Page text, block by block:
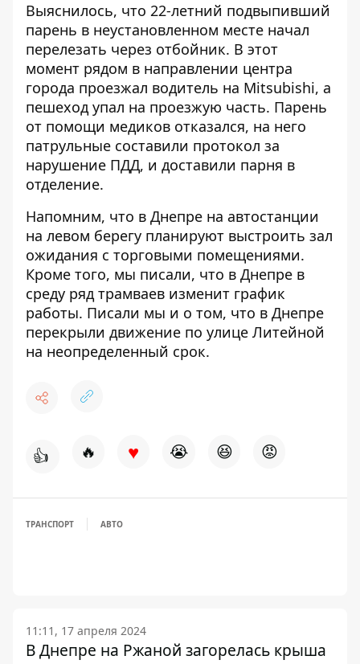
Выяснилось, что 22-летний подвыпивший
парень в неустановленном месте начал
перелезать через отбойник. В этот
момент рядом в направлении центра
города проезжал водитель на Mitsubishi, а
пешеход упал на проезжую часть. Парень
от помощи медиков отказался, на него
патрульные составили протокол за
нарушение ПДД, и доставили парня в
отделение.
Напомним, что в Днепре на автостанции
на левом берегу планируют выстроить зал
ожидания с торговыми помещениями.
Кроме того, мы писали, что в Днепре в
среду ряд трамваев изменит график
работы. Писали мы и о том, что в Днепре
перекрыли движение по улице Литейной
на неопределенный срок.
👍 🔥 ♥ 😭 😆 😡
ТРАНСПОРТ АВТО
11:11, 17 апреля 2024
В Днепре на Ржаной загорелась крыша